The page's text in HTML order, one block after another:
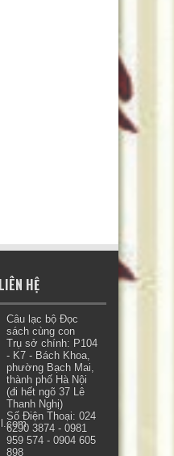
LIÊN HỆ
Câu lạc bộ Đọc
sách cùng con
Trụ sở chính: P104
- K7 - Bách Khoa,
phường Bạch Mai,
thành phố Hà Nội
(đi hết ngõ 37 Lê
Thanh Nghị)
Số Điện Thoại: 024
6290 3874 - 0981
959 574 - 0904 605
898